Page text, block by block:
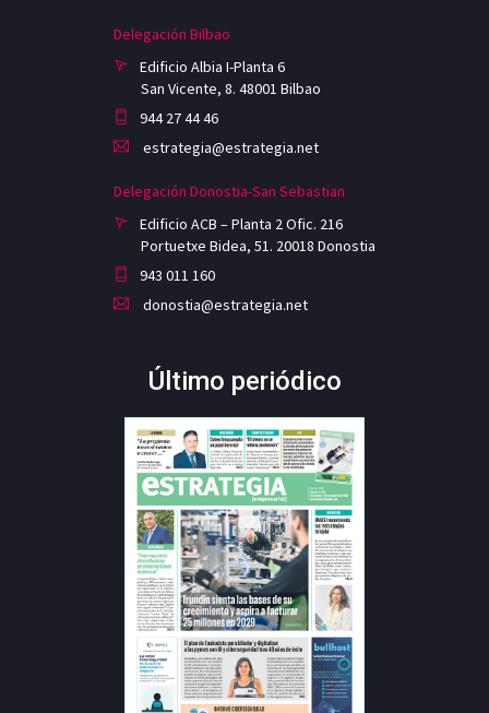
Delegación Bilbao
Edificio Albia I-Planta 6
San Vicente, 8. 48001 Bilbao
944 27 44 46
estrategia@estrategia.net
Delegación Donostia-San Sebastian
Edificio ACB – Planta 2 Ofic. 216
Portuetxe Bidea, 51. 20018 Donostia
943 011 160
donostia@estrategia.net
Último periódico